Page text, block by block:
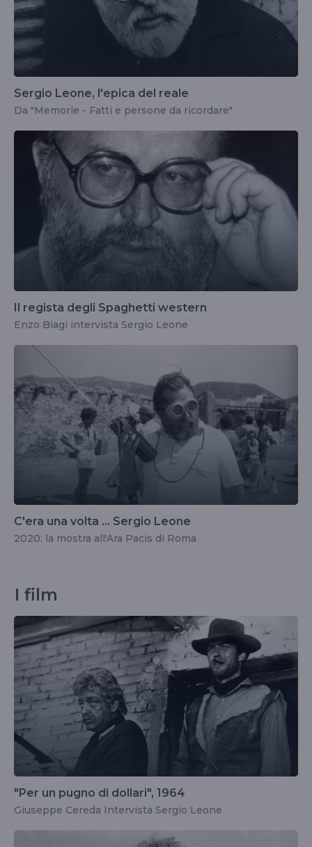
Sergio Leone, l'epica del reale
Da "Memorie - Fatti e persone da ricordare"
Il regista degli Spaghetti western
Enzo Biagi intervista Sergio Leone
C'era una volta ... Sergio Leone
2020: la mostra all'Ara Pacis di Roma
I film
"Per un pugno di dollari", 1964
Giuseppe Cereda Intervista Sergio Leone